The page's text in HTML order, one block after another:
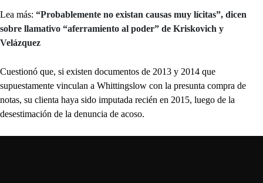
Lea más: “Probablemente no existan causas muy lícitas”, dicen
sobre llamativo “aferramiento al poder” de Kriskovich y
Velázquez
Cuestionó que, si existen documentos de 2013 y 2014 que
supuestamente vinculan a Whittingslow con la presunta compra de
notas, su clienta haya sido imputada recién en 2015, luego de la
desestimación de la denuncia de acoso.